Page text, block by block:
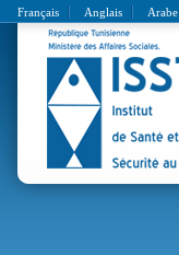
Français Anglais Arabe